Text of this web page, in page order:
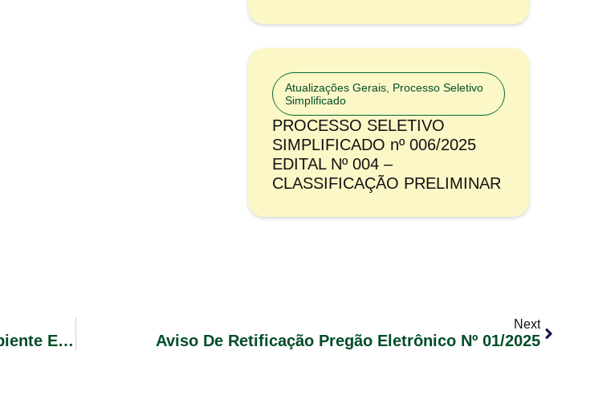
Atualizações Gerais Processo Seletivo
Simplificado
PROCESSO SELETIVO
SIMPLIFICADO nº 006/2025
EDITAL Nº 004 –
CLASSIFICAÇÃO PRELIMINAR
Secretaria Municipal De Administração E Meio Ambiente Edital De Pregão Eletrônico 01/2025
Next
Aviso De Retificação Pregão Eletrônico Nº 01/2025